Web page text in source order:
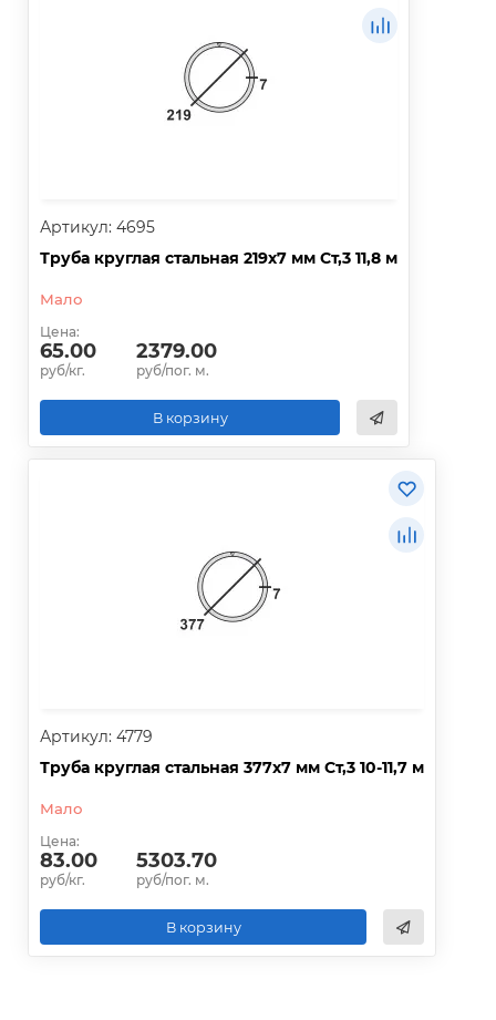
Артикул: 4695
Труба круглая стальная 219х7 мм Ст,3 11,8 м
Мало
Цена:
65.00
руб/кг.
2379.00
руб/пог. м.
В корзину
Артикул: 4779
Труба круглая стальная 377х7 мм Ст,3 10-11,7 м
Мало
Цена:
83.00
руб/кг.
5303.70
руб/пог. м.
В корзину